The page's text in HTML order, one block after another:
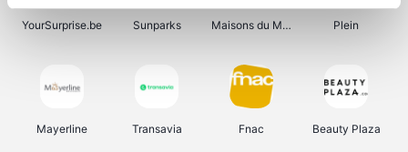
YourSurprise.be Sunparks Maisons du Monde Plein
Mayerline Transavia Fnac Beauty Plaza